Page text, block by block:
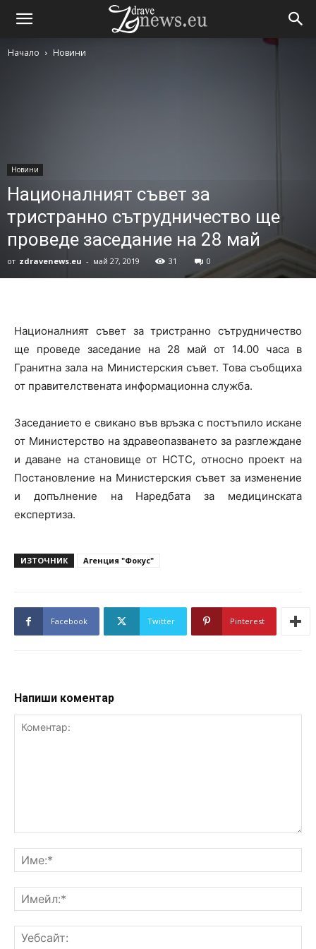
Начало Новини
Новини
Националният съвет за
тристранно сътрудничество ще
проведе заседание на 28 май
от zdravenews.eu - май 27, 2019 31 0
Националният съвет за тристранно сътрудничество
ще проведе заседание на 28 май от 14.00 часа в
Гранитна зала на Министерския съвет. Това съобщиха
от правителствената информационна служба.
Заседанието е свикано във връзка с постъпило искане
от Министерство на здравеопазването за разглеждане
и даване на становище от НСТС, относно проект на
Постановление на Министерския съвет за изменение
и допълнение на Наредбата за медицинската
експертиза.
ИЗТОЧНИК Агенция "Фокус"
Facebook Twitter Pinterest
Напиши коментар